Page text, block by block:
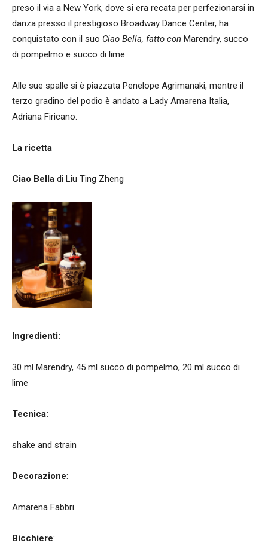
preso il via a New York, dove si era recata per perfezionarsi in
danza presso il prestigioso Broadway Dance Center, ha
conquistato con il suo Ciao Bella, fatto con Marendry, succo
di pompelmo e succo di lime.
Alle sue spalle si è piazzata Penelope Agrimanaki, mentre il
terzo gradino del podio è andato a Lady Amarena Italia,
Adriana Firicano.
La ricetta
Ciao Bella di Liu Ting Zheng
Ingredienti:
30 ml Marendry, 45 ml succo di pompelmo, 20 ml succo di
lime
Tecnica:
shake and strain
Decorazione:
Amarena Fabbri
Bicchiere: